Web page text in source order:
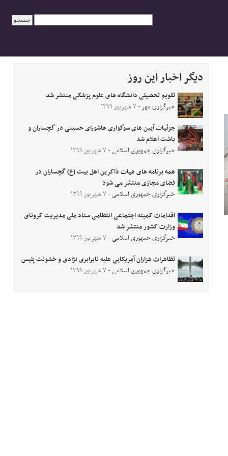
دیگر اخبار این روز
تقویم تحصیلی دانشگاه های علوم پزشکی منتشر شد
خبرگزاری مهر- ۷ شهریور ۱۳۹۹
جزئیات آیین های سوگواری عاشورای حسینی در گچساران و
باشت اعلام شد
خبرگزاری جمهوری اسلامی- ۷ شهریور ۱۳۹۹
همه برنامه های هیات ذاکرین اهل بیت (ع) گچساران در
فضای مجازی منتشر می شود
خبرگزاری جمهوری اسلامی- ۷ شهریور ۱۳۹۹
اقدامات کمیته اجتماعی انتظامی ستاد ملی مدیریت کرونای
وزارت کشور منتشر شد
خبرگزاری جمهوری اسلامی- ۷ شهریور ۱۳۹۹
تظاهرات هزاران آمریکایی علیه نابرابری نژادی و خشونت پلیس
خبرگزاری جمهوری اسلامی- ۷ شهریور ۱۳۹۹